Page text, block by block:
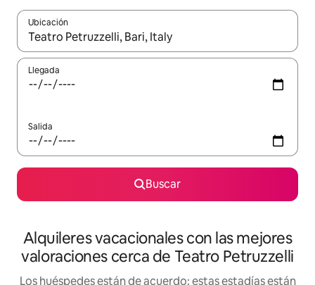
Ubicación
Cuando los resultados estén disponibles, navega con las
Llegada
Salida
Buscar
Alquileres vacacionales con las mejores
valoraciones cerca de Teatro Petruzzelli
Los huéspedes están de acuerdo: estas estadías están